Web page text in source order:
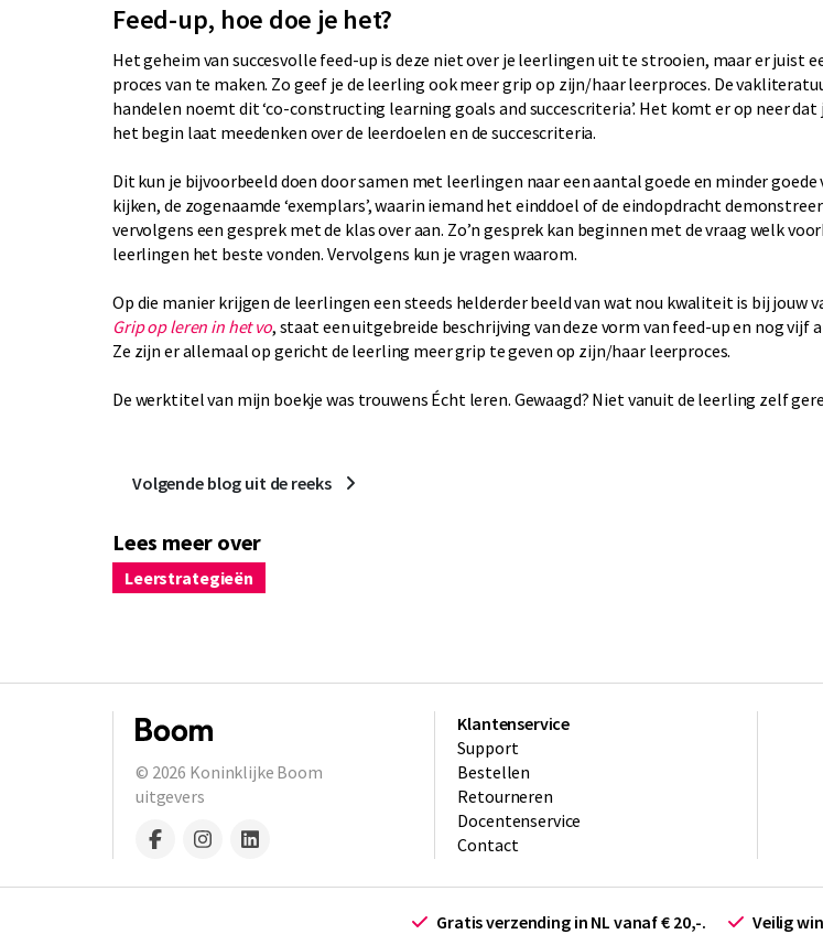
Feed-up, hoe doe je het?
Het geheim van succesvolle feed-up is deze niet over je leerlingen uit te strooien, maar er juist
proces van te maken. Zo geef je de leerling ook meer grip op zijn/haar leerproces. De
handelen noemt dit ‘co-constructing learning goals and succescriteria’. Het komt er op neer dat
het begin laat meedenken over de leerdoelen en de succescriteria.
Dit kun je bijvoorbeeld doen door samen met leerlingen naar een aantal goede en minder
kijken, de zogenaamde ‘exemplars’, waarin iemand het einddoel of de eindopdracht
vervolgens een gesprek met de klas over aan. Zo’n gesprek kan beginnen met de vraag welk
leerlingen het beste vonden. Vervolgens kun je vragen waarom.
Op die manier krijgen de leerlingen een steeds helderder beeld van wat nou kwaliteit is bij jouw
Grip op leren in het vo, staat een uitgebreide beschrijving van deze vorm van feed-up en nog vijf
Ze zijn er allemaal op gericht de leerling meer grip te geven op zijn/haar leerproces.
De werktitel van mijn boekje was trouwens Écht leren. Gewaagd? Niet vanuit de leerling zelf
Volgende blog uit de reeks
Lees meer over
Leerstrategieën
© 2026 Koninklijke Boom
uitgevers
Klantenservice
Support
Bestellen
​Retourneren
Docentenservice
Contact
Gratis verzending in NL vanaf € 20,-. Veilig